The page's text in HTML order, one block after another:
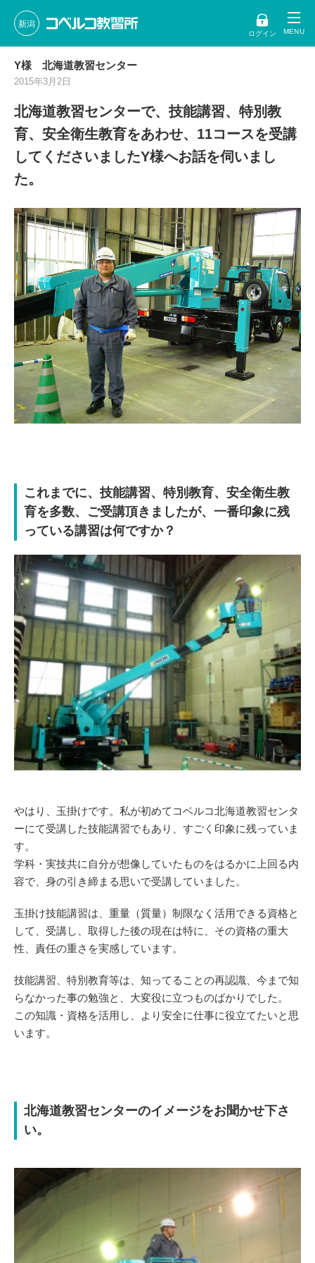
新潟
ログイン
Y様 北海道教習センター
2015年3月2日
北海道教習センターで、技能講習、特別教
育、安全衛生教育をあわせ、11コースを受講
してくださいましたY様へお話を伺いまし
た。
これまでに、技能講習、特別教育、安全衛生教
育を多数、ご受講頂きましたが、 一番印象に残
っている講習は何ですか？
やはり、玉掛けです。私が初めてコベルコ北海道教習センタ
ーにて受講した技能講習でもあり、すごく印象に残っていま
す。
学科・実技共に自分が想像していたものをはるかに上回る内
容で、身の引き締まる思いで受講していました。
玉掛け技能講習は、重量（質量）制限なく活用できる資格と
して、受講し、取得した後の現在は特に、その資格の重大
性、責任の重さを実感しています。
技能講習、特別教育等は、知ってることの再認識、今まで知
らなかった事の勉強と、大変役に立つものばかりでした。
この知識・資格を活用し、より安全に仕事に役立てたいと思
います。
北海道教習センターのイメージをお聞かせ下さ
い。